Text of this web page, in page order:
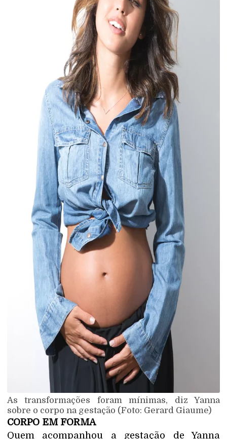
As transformações foram mínimas, diz Yanna
sobre o corpo na gestação (Foto: Gerard Giaume)
CORPO EM FORMA
Quem acompanhou a gestação de Yanna